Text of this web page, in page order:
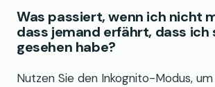
Was passiert, wenn ich nicht
dass jemand erfährt, dass ich
gesehen habe?
Nutzen Sie den Inkognito-Modus,